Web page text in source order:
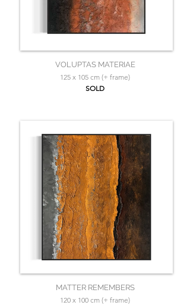
VOLUPTAS MATERIAE
125 x 105 cm (+ frame)
SOLD
MATTER REMEMBERS
120 x 100 cm (+ frame)